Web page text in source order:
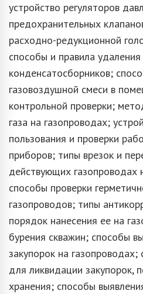
устройство регуляторов
предохранительных
расходно-редукционной
способы и правила
конденсатосборников;
газовоздушной смеси в
контрольной проверки;
газа на газопроводах;
пользования и проверки
приборов; типы врезок и
действующих газопроводах
способы проверки
газопроводов; типы
порядок нанесения ее на
бурения скважин; способы
закупорок на газопроводах;
для ликвидации закупорок,
хранения; способы